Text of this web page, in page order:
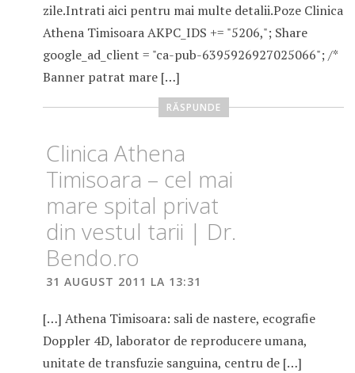
zile.Intrati aici pentru mai multe detalii.Poze Clinica
Athena Timisoara AKPC_IDS += "5206,"; Share
google_ad_client = "ca-pub-6395926927025066"; /*
Banner patrat mare […]
RĂSPUNDE
Clinica Athena
Timisoara – cel mai
mare spital privat
din vestul tarii | Dr.
Bendo.ro
31 AUGUST 2011 LA 13:31
[…] Athena Timisoara: sali de nastere, ecografie
Doppler 4D, laborator de reproducere umana,
unitate de transfuzie sanguina, centru de […]